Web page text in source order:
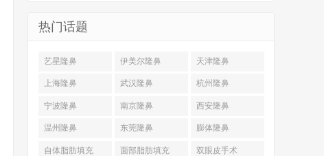
热门话题
艺星隆鼻 伊美尔隆鼻 天津隆鼻
上海隆鼻 武汉隆鼻 杭州隆鼻
宁波隆鼻 南京隆鼻 西安隆鼻
温州隆鼻 东莞隆鼻 膨体隆鼻
自体脂肪填充 面部脂肪填充 双眼皮手术